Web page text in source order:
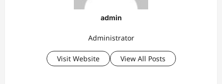
admin
Administrator
Visit Website View All Posts